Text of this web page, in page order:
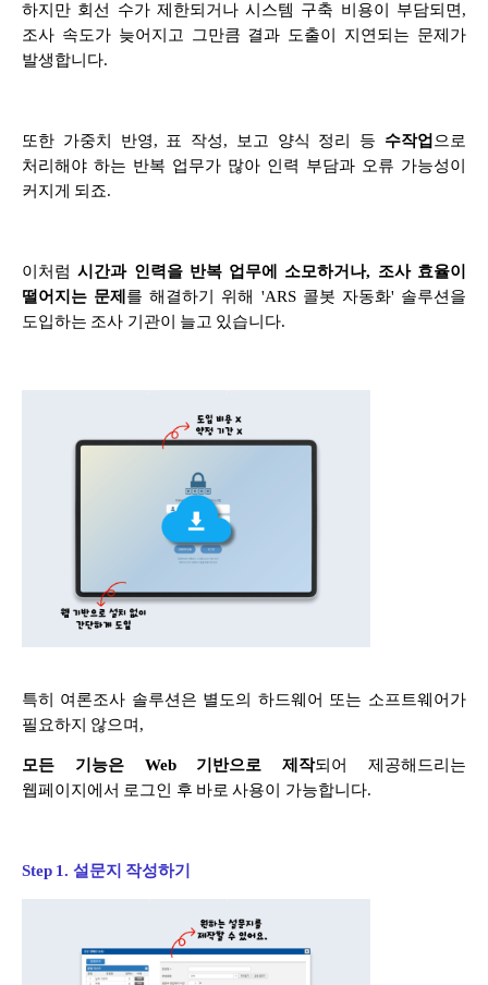
하지만 회선 수가 제한되거나 시스템 구축 비용이 부담되면,
조사 속도가 늦어지고 그만큼 결과 도출이 지연되는 문제가
발생합니다.
또한 가중치 반영, 표 작성, 보고 양식 정리 등 수작업 으로
처리해야 하는 반복 업무가 많아 인력 부담과 오류 가능성이
커지게 되죠.
이처럼시간과 인력을 반복 업무에 소모하거나, 조사 효율이
떨어지는 문제 를 해결하기 위해 'ARS 콜봇 자동화' 솔루션을
도입하는 조사 기관이 늘고 있습니다.
특히 여론조사 솔루션은 별도의 하드웨어 또는 소프트웨어가
필요하지 않으며,
모든 기능은 Web 기반으로 제작되어 제공해드리는
웹페이지에서 로그인 후 바로 사용이 가능합니다.
Step 1. 설문지 작성하기